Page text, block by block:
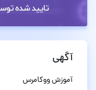
آگهی
آموزش ووکامرس